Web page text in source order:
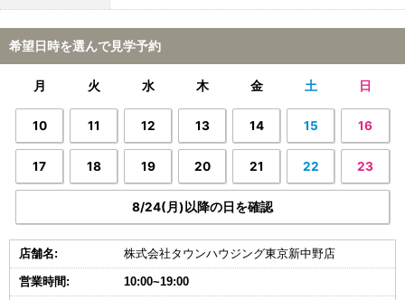
希望日時を選んで見学予約
月 火 水 木 金 土 日
10 11 12 13 14 15 16
17 18 19 20 21 22 23
8/24(月)以降の日を確認
店舗名: 株式会社タウンハウジング東京新中野店
営業時間: 10:00~19:00